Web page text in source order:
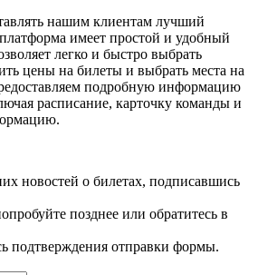
нашим клиентам лучший
имеет простой и удобный
легко и быстро выбрать
цены на билеты и выбрать места на
подробную информацию
расписание, карточку команды и
новостей о билетах, подписавшись
позднее или обратитесь в
подтверждения отправки формы.